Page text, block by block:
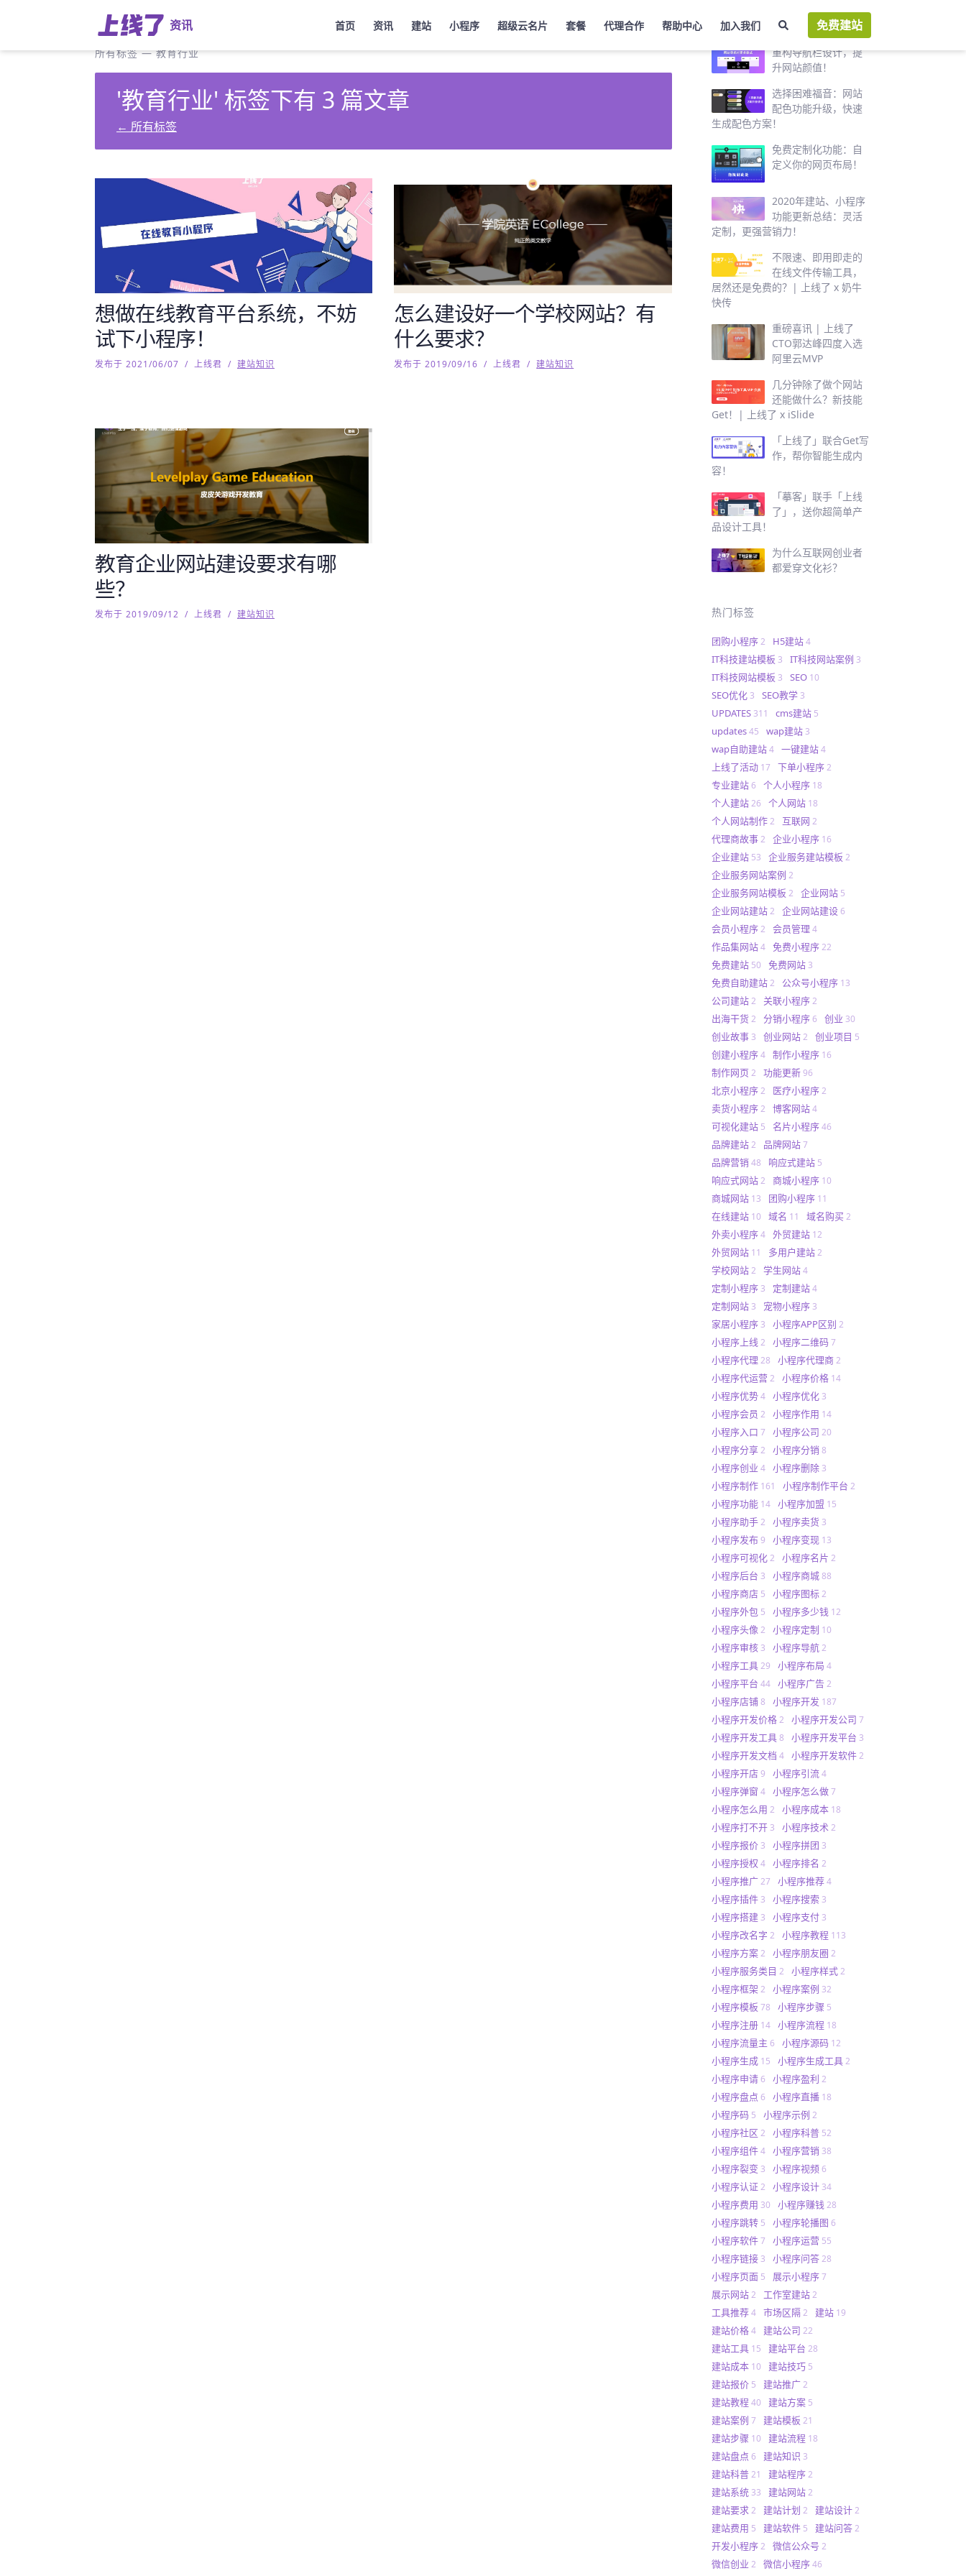
资讯 首页 资讯 建站 小程序 超级云名片 套餐 代理合作 帮助中心 加入我们 免费建站
所有标签—教育行业
'教育行业' 标签下有 3 篇文章
← 所有标签
想做在线教育平台系统，不妨
试下小程序！
发布于 2021/06/07 / 上线君 / 建站知识
怎么建设好一个学校网站？有
什么要求？
发布于 2019/09/16 /上线君 /建站知识
教育企业网站建设要求有哪
些？
发布于 2019/09/12 / 上线君 / 建站知识
热门推荐
重构导航栏设计，提
升网站颜值！
选择困难福音：网站
配色功能升级，快速
生成配色方案！
免费定制化功能：自
定义你的网页布局！
2020年建站、小程序
功能更新总结：灵活
定制，更强营销力！
不限速、即用即走的
在线文件传输工具，
居然还是免费的？| 上线了 x 奶牛
快传
重磅喜讯 | 上线了
CTO郭达峰四度入选
阿里云MVP
几分钟除了做个网站
还能做什么？新技能
Get！| 上线了 x iSlide
「上线了」联合Get写
作，帮你智能生成内
容！
「摹客」联手「上线
了」，送你超简单产
品设计工具！
为什么互联网创业者
都爱穿文化衫？
热门标签
团购小程序 2 H5建站 4
IT科技建站模板 3 IT科技网站案例 3
IT科技网站模板 3 SEO 10
SEO优化 3 SEO教学 3
UPDATES 311 cms建站 5
updates 45 wap建站 3
wap自助建站 4 一键建站 4
上线了活动 17 下单小程序 2
专业建站 6 个人小程序 18
个人建站 26 个人网站 18
个人网站制作 2 互联网 2
代理商故事 2 企业小程序 16
企业建站 53 企业服务建站模板 2
企业服务网站案例 2
企业服务网站模板 2 企业网站 5
企业网站建站 2 企业网站建设 6
会员小程序 2 会员管理 4
作品集网站 4 免费小程序 22
免费建站 50 免费网站 3
免费自助建站 2 公众号小程序 13
公司建站 2 关联小程序 2
出海干货 2 分销小程序 6 创业 30
创业故事 3 创业网站 2 创业项目 5
创建小程序 4 制作小程序 16
制作网页 2 功能更新 96
北京小程序 2 医疗小程序 2
卖货小程序 2 博客网站 4
可视化建站 5 名片小程序 46
品牌建站 2 品牌网站 7
品牌营销 48 响应式建站 5
响应式网站 2 商城小程序 10
商城网站 13 团购小程序 11
在线建站 10 域名 11 域名购买 2
外卖小程序 4 外贸建站 12
外贸网站 11 多用户建站 2
学校网站 2 学生网站 4
定制小程序 3 定制建站 4
定制网站 3 宠物小程序 3
家居小程序 3 小程序APP区别 2
小程序上线 2 小程序二维码 7
小程序代理 28 小程序代理商 2
小程序代运营 2 小程序价格 14
小程序优势 4 小程序优化 3
小程序会员 2 小程序作用 14
小程序入口 7 小程序公司 20
小程序分享 2 小程序分销 8
小程序创业 4 小程序删除 3
小程序制作 161 小程序制作平台 2
小程序功能 14 小程序加盟 15
小程序助手 2 小程序卖货 3
小程序发布 9 小程序变现 13
小程序可视化 2 小程序名片 2
小程序后台 3 小程序商城 88
小程序商店 5 小程序图标 2
小程序外包 5 小程序多少钱 12
小程序头像 2 小程序定制 10
小程序审核 3 小程序导航 2
小程序工具 29 小程序布局 4
小程序平台 44 小程序广告 2
小程序店铺 8 小程序开发 187
小程序开发价格 2 小程序开发公司 7
小程序开发工具 8 小程序开发平台 3
小程序开发文档 4 小程序开发软件 2
小程序开店 9 小程序引流 4
小程序弹窗 4 小程序怎么做 7
小程序怎么用 2 小程序成本 18
小程序打不开 3 小程序技术 2
小程序报价 3 小程序拼团 3
小程序授权 4 小程序排名 2
小程序推广 27 小程序推荐 4
小程序插件 3 小程序搜索 3
小程序搭建 3 小程序支付 3
小程序改名字 2 小程序教程 113
小程序方案 2 小程序朋友圈 2
小程序服务类目 2 小程序样式 2
小程序框架 2 小程序案例 32
小程序模板 78 小程序步骤 5
小程序注册 14 小程序流程 18
小程序流量主 6 小程序源码 12
小程序生成 15 小程序生成工具 2
小程序申请 6 小程序盈利 2
小程序盘点 6 小程序直播 18
小程序码 5 小程序示例 2
小程序社区 2 小程序科普 52
小程序组件 4 小程序营销 38
小程序裂变 3 小程序视频 6
小程序认证 2 小程序设计 34
小程序费用 30 小程序赚钱 28
小程序跳转 5 小程序轮播图 6
小程序软件 7 小程序运营 55
小程序链接 3 小程序问答 28
小程序页面 5 展示小程序 7
展示网站 2 工作室建站 2
工具推荐 4 市场区隔 2 建站 19
建站价格 4 建站公司 22
建站工具 15 建站平台 28
建站成本 10 建站技巧 5
建站报价 5 建站推广 2
建站教程 40 建站方案 5
建站案例 7 建站模板 21
建站步骤 10 建站流程 18
建站盘点 6 建站知识 3
建站科普 21 建站程序 2
建站系统 33 建站网站 2
建站要求 2 建站计划 2 建站设计 2
建站费用 5 建站软件 5 建站问答 2
开发小程序 2 微信公众号 2
微信创业 2 微信小程序 46